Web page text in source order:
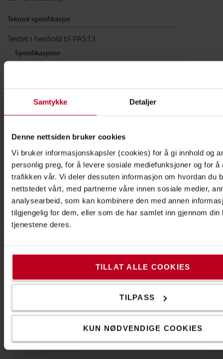
Samtykke Detaljer
Denne nettsiden bruker cookies
Vi bruker informasjonskapsler (cookies) for å gi innhold og
personlig preg, for å levere sosiale mediefunksjoner og for å
trafikken vår. Vi deler dessuten informasjon om hvordan du
nettstedet vårt, med partnerne våre innen sosiale medier,
analysearbeid, som kan kombinere den med annen
tilgjengelig for dem, eller som de har samlet inn gjennom din
tjenestene deres.
TILLAT ALLE COOKIES
TILPASS
KUN NØDVENDIGE COOKIES
Teknisk spesifikasjon
Testet i henhold til PAS13
Spesifikasjoner
Kontakt oss
Våre avdelinger
Toyota Service Concept